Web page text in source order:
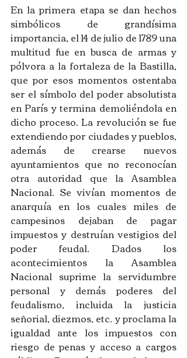
En la primera etapa se dan hechos
simbólicos de grandísima
importancia, el 14 de julio de 1789 una
multitud fue en busca de armas y
pólvora a la fortaleza de la Bastilla,
que por esos momentos ostentaba
ser el símbolo del poder absolutista
en París y termina demoliéndola en
dicho proceso. La revolución se fue
extendiendo por ciudades y pueblos,
además de crearse nuevos
ayuntamientos que no reconocían
otra autoridad que la Asamblea
Nacional. Se vivían momentos de
anarquía en los cuales miles de
campesinos dejaban de pagar
impuestos y destruían vestigios del
poder feudal. Dados los
acontecimientos la Asamblea
Nacional suprime la servidumbre
personal y demás poderes del
feudalismo, incluida la justicia
señorial, diezmos, etc. y proclama la
igualdad ante los impuestos con
riesgo de penas y acceso a cargos